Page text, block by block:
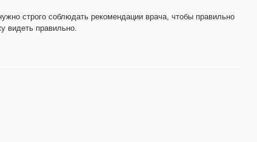
строго соблюдать рекомендации врача, чтобы правильно
видеть правильно.